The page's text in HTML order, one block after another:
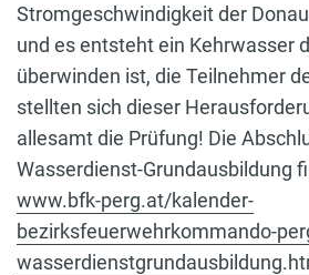
Stromgeschwindigkeit der
und es entsteht ein Kehrwasser
überwinden ist, die Teilnehmer
stellten sich dieser
allesamt die Prüfung! Die
Wasserdienst-Grundausbildung
www.bfk-perg.at/kalender-
bezirksfeuerwehrkommando-